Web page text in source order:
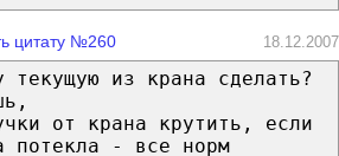
цитату №260 18.12.2007
текущую из крана сделать?
от крана крутить, если
потекла - все норм